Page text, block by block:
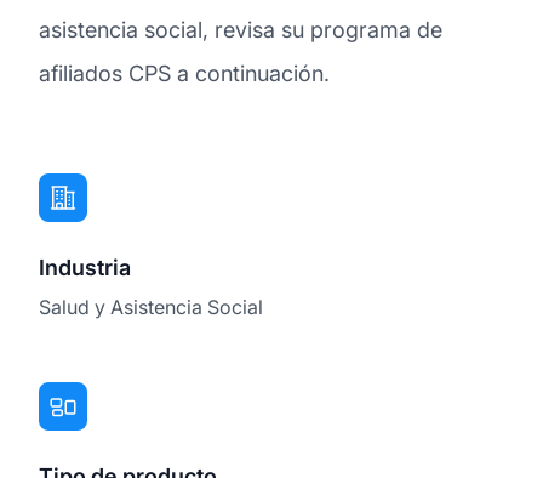
asistencia social, revisa su programa de
afiliados CPS a continuación.
Industria
Salud y Asistencia Social